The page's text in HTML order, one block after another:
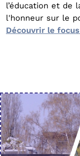
l’éducation et de
l'honneur sur le
Découvrir le